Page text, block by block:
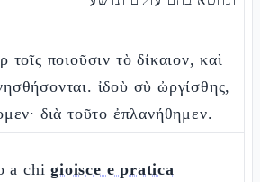
τοῖς ποιοῦσιν τὸ δίκαιον, καὶ
ἰδοὺ σὺ ὠργίσθης,
διὰ τοῦτο ἐπλανήθημεν.
a chigioisce e pratica